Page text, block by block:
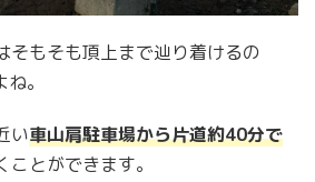
そもそも頂上まで辿り着けるの
。
い車山肩駐車場から片道約40分で
とができます。